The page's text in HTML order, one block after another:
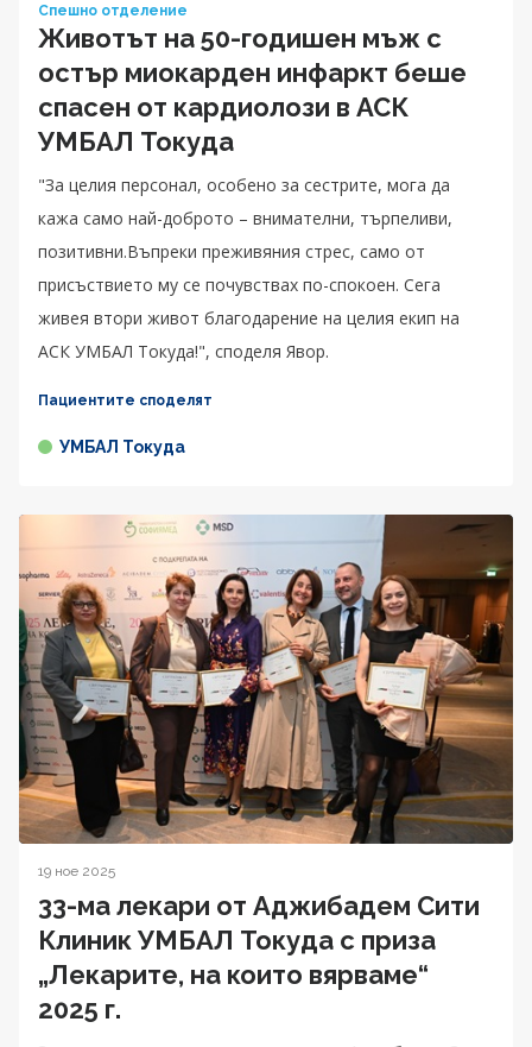
Спешно отделение
Животът на 50-годишен мъж с
остър миокарден инфаркт беше
спасен от кардиолози в АСК
УМБАЛ Токуда
"За целия персонал, особено за сестрите, мога да
кажа само най-доброто – внимателни, търпеливи,
позитивни.Въпреки преживяния стрес, само от
присъствието му се почувствах по-спокоен. Сега
живея втори живот благодарение на целия екип на
АСК УМБАЛ Токуда!", споделя Явор.
Пациентите споделят
УМБАЛ Токуда
19 ное 2025
33-ма лекари от Аджибадем Сити
Клиник УМБАЛ Токуда с приза
„Лекарите, на които вярваме“
2025 г.